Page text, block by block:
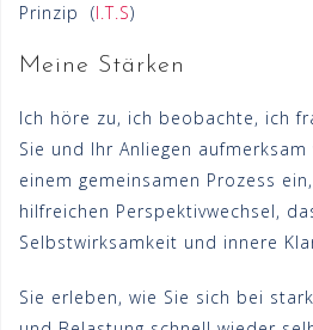
Prinzip (I.T.S)
Meine Stärken
Ich höre zu, ich beobachte, ich
Sie und Ihr Anliegen
einem gemeinsamen Prozess
hilfreichen Perspektivwechsel,
Selbstwirksamkeit und innere
Sie erleben, wie Sie sich bei